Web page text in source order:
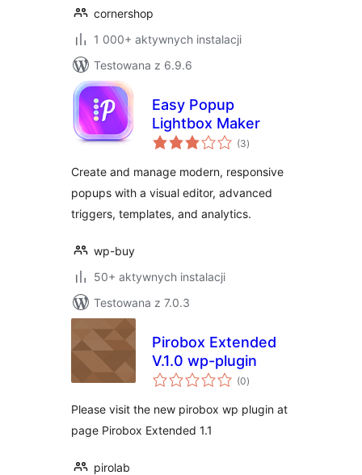
cornershop
1 000+ aktywnych instalacji
Testowana z 6.9.6
Easy Popup
Lightbox Maker
(3wszystkich
ocen
)
Create and manage modern, responsive
popups with a visual editor, advanced
triggers, templates, and analytics.
wp-buy
50+ aktywnych instalacji
Testowana z 7.0.3
Pirobox Extended
V.1.0 wp-plugin
(0wszystkich
ocen
)
Please visit the new pirobox wp plugin at
page Pirobox Extended 1.1
pirolab